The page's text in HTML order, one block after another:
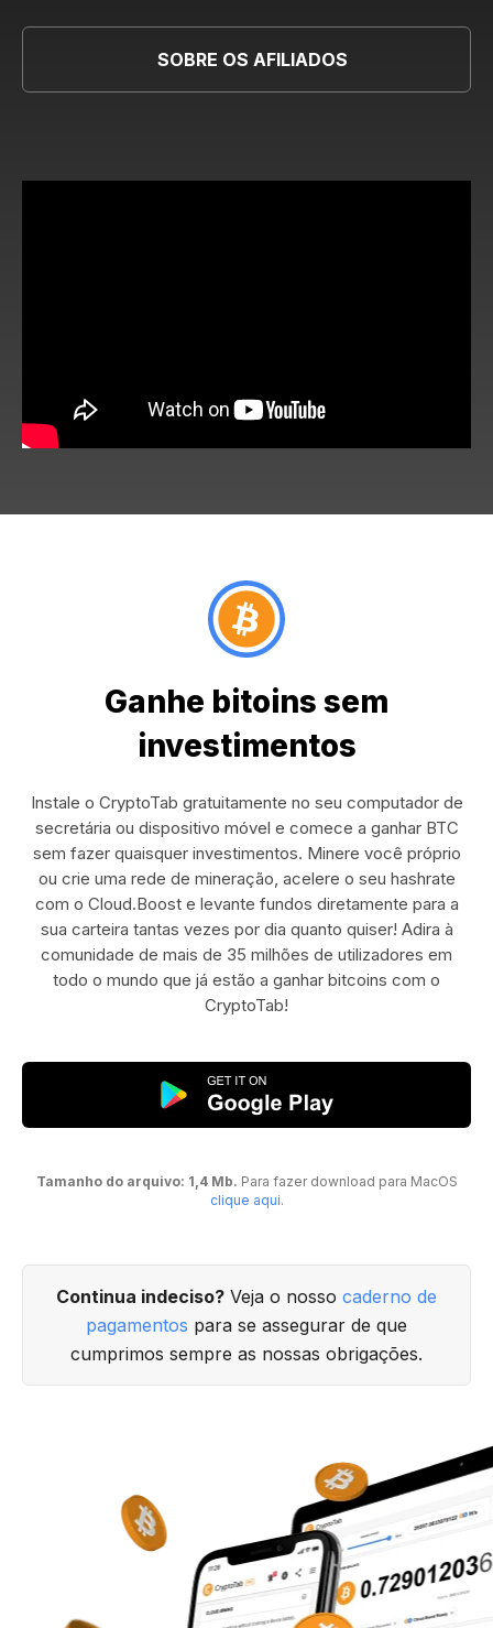
SOBRE OS AFILIADOS
Ganhe bitoins sem
investimentos
Instale o CryptoTab gratuitamente no seu computador de
secretária ou dispositivo móvel e comece a ganhar BTC
sem fazer quaisquer investimentos. Minere você próprio
ou crie uma rede de mineração, acelere o seu hashrate
com o Cloud.Boost e levante fundos diretamente para a
sua carteira tantas vezes por dia quanto quiser! Adira à
comunidade de mais de 35 milhões de utilizadores em
todo o mundo que já estão a ganhar bitcoins com o
CryptoTab!
Tamanho do arquivo: 1,4 Mb. Para fazer download para MacOS
clique aqui.
Continua indeciso? Veja o nosso caderno de
pagamentos para se assegurar de que
cumprimos sempre as nossas obrigações.